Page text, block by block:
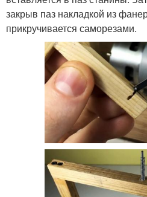
закрыв паз накладкой из
прикручивается саморезами.